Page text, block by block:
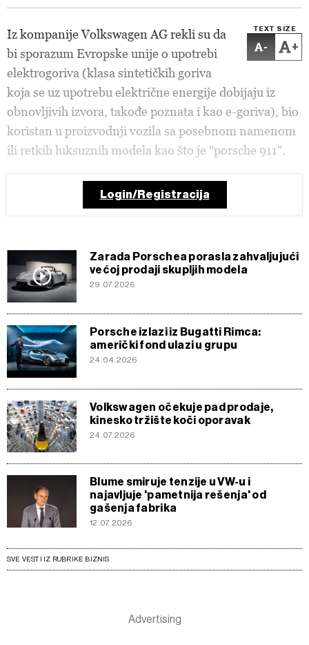
TEXT SIZE
- +
Iz kompanije Volkswagen AG rekli su da
bi sporazum Evropske unije o upotrebi
elektrogoriva (klasa sintetičkih goriva
koja se uz upotrebu električne energije dobijaju iz
obnovljivih izvora, takođe poznata i kao e-goriva), bio
koristan u proizvodnji vozila sa posebnom namenom
ili retkih luksuznih modela kao što je "porsche 911".
Login/Registracija
Zarada Porschea porasla zahvaljujući
većoj prodaji skupljih modela
29.07.2026
Porsche izlazi iz Bugatti Rimca:
američki fond ulazi u grupu
24.04.2026
Volkswagen očekuje pad prodaje,
kinesko tržište koči oporavak
24.07.2026
Blume smiruje tenzije u VW-u i
najavljuje 'pametnija rešenja' od
gašenja fabrika
12.07.2026
SVE VESTI IZ RUBRIKE BIZNIS